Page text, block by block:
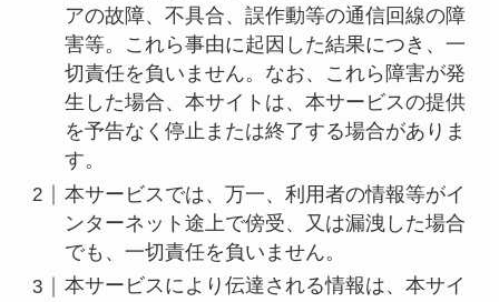
アの故障、不具合、誤作動等の通信回線の障
害等。これら事由に起因した結果につき、一
切責任を負いません。なお、これら障害が発
生した場合、本サイトは、本サービスの提供
を予告なく停止または終了する場合がありま
す。
本サービスでは、万一、利用者の情報等がイ
ンターネット途上で傍受、又は漏洩した場合
でも、一切責任を負いません。
本サービスにより伝達される情報は、本サイ